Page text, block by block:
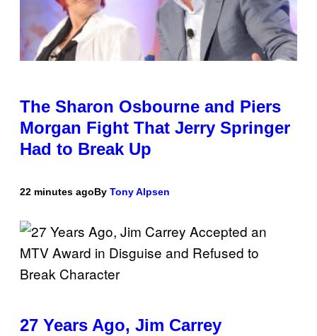
The Sharon Osbourne and Piers
Morgan Fight That Jerry Springer
Had to Break Up
22 minutes agoBy Tony Alpsen
27 Years Ago, Jim Carrey